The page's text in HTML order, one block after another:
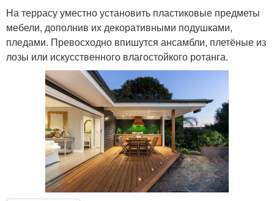
На террасу уместно установить пластиковые предметы
мебели, дополнив их декоративными подушками,
пледами. Превосходно впишутся ансамбли, плетёные из
лозы или искусственного влагостойкого ротанга.